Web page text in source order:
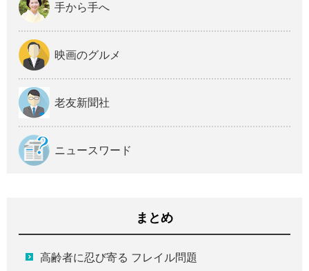
手から手へ
映画のグルメ
老友新聞社
ニュースワード
まとめ
高齢者に忍び寄る フレイル問題